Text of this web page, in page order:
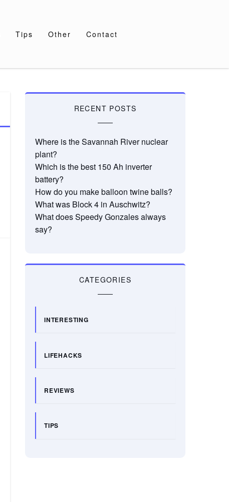
Tips Other Contact
RECENT POSTS
Where is the Savannah River nuclear
plant?
Which is the best 150 Ah inverter
battery?
How do you make balloon twine balls?
What was Block 4 in Auschwitz?
What does Speedy Gonzales always
say?
CATEGORIES
INTERESTING
LIFEHACKS
REVIEWS
TIPS